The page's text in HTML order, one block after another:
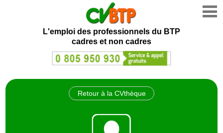
L'emploi des professionnels du BTP
cadres et non cadres
Retour à la CVthèque